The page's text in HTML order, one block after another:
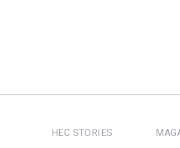
HEC STORIES